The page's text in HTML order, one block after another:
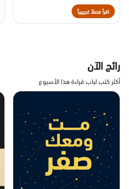
اقرأ فصلاً تجريبياً
رائج الآن
أكثر كتب لباب قراءة هذا الأسبوع